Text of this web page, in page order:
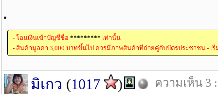
.
- โอนเงินเข้าบัญชีชื่อ ********* เท่านั้น
- สินค้ามูลค่า 3,000 บาทขึ้นไป ควรมีภาพสินค้าที่ถ่ายคู่กับบัตรประชาชน - เริ่
มิเกว (1017 ) ความเห็น 3